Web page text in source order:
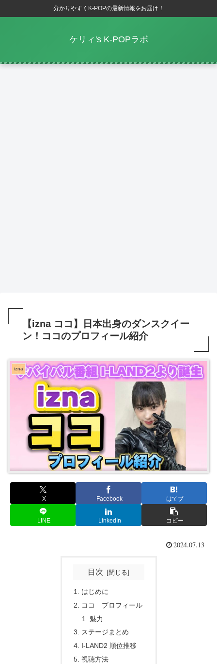
分かりやすくK-POPの最新情報をお届け！
ケリィ's K-POPラボ
【izna ココ】日本出身のダンスクイー
ン！ココのプロフィール紹介
izna
X Facebook はてブ
LINE LinkedIn コピー
2024.07.13
目次
はじめに
ココ プロフィール
魅力
ステージまとめ
I-LAND2 順位推移
視聴方法